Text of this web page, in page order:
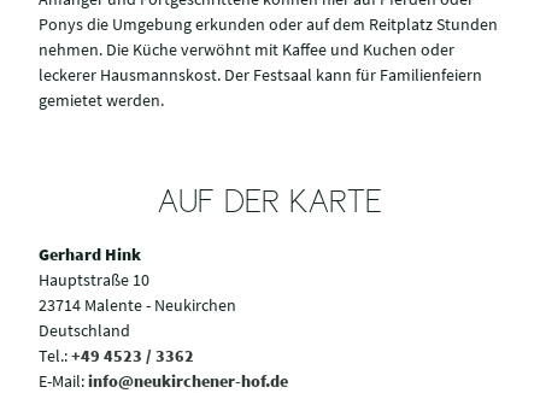
Ponys die Umgebung erkunden oder auf dem Reitplatz Stunden
nehmen. Die Küche verwöhnt mit Kaffee und Kuchen oder
leckerer Hausmannskost. Der Festsaal kann für Familienfeiern
gemietet werden.
AUF DER KARTE
Gerhard Hink
Hauptstraße 10
23714 Malente - Neukirchen
Deutschland
Tel.:+49 4523 / 3362
E-Mail:info@neukirchener-hof.de